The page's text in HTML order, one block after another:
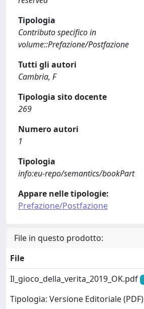
Tipologia
Contributo specifico in
volume::Prefazione/Postfazione
Tutti gli autori
Cambria, F
Tipologia sito docente
269
Numero autori
1
Tipologia
info:eu-repo/semantics/bookPart
Appare nelle tipologie:
Prefazione/Postfazione
File in questo prodotto:
File
Il_gioco_della_verita_2019_OK.pdf
Tipologia: Versione Editoriale (PDF)